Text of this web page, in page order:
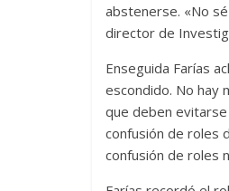
abstenerse. «No
director de
Enseguida Farías
escondido. No hay
que deben
confusión de roles
confusión de roles